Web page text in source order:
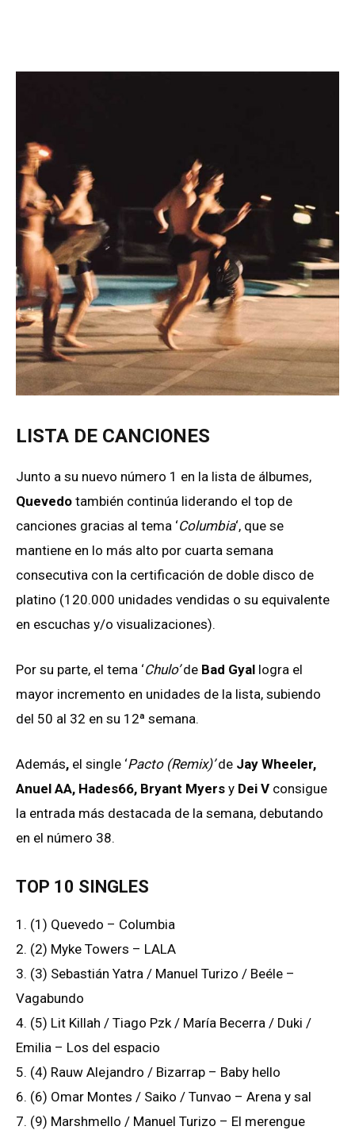
LISTA DE CANCIONES
Junto a su nuevo número 1 en la lista de álbumes,
Quevedo también continúa liderando el top de
canciones gracias al tema ‘Columbia‘, que se
mantiene en lo más alto por cuarta semana
consecutiva con la certificación de doble disco de
platino (120.000 unidades vendidas o su equivalente
en escuchas y/o visualizaciones).
Por su parte, el tema ‘Chulo’de Bad Gyal logra el
mayor incremento en unidades de la lista, subiendo
del 50 al 32 en su 12ª semana.
Además, el single ‘Pacto (Remix)’de Jay Wheeler,
Anuel AA, Hades66, Bryant Myers y Dei V consigue
la entrada más destacada de la semana, debutando
en el número 38.
TOP 10 SINGLES
1. (1) Quevedo – Columbia
2. (2) Myke Towers – LALA
3. (3) Sebastián Yatra / Manuel Turizo / Beéle –
Vagabundo
4. (5) Lit Killah / Tiago Pzk / María Becerra / Duki /
Emilia – Los del espacio
5. (4) Rauw Alejandro / Bizarrap – Baby hello
6. (6) Omar Montes / Saiko / Tunvao – Arena y sal
7. (9) Marshmello / Manuel Turizo – El merengue